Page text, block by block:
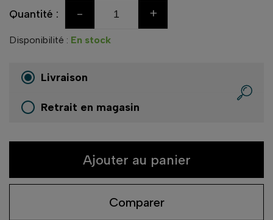
Quantité : - +
Disponibilité : En stock
Livraison
Retrait en magasin
Ajouter au panier
Comparer